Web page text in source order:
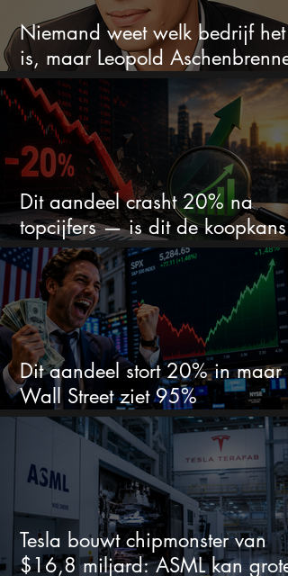
Niemand weet welk bedrijf het
is, maar Leopold Aschenbrenner
zet er nu $500 miljoen op
Dit aandeel crasht 20% na
topcijfers — is dit de koopkans
waar beleggers op wachtten?
Dit aandeel stort 20% in maar
Wall Street ziet 95%
koerspotentieel
Tesla bouwt chipmonster van
$16,8 miljard: ASML kan grote